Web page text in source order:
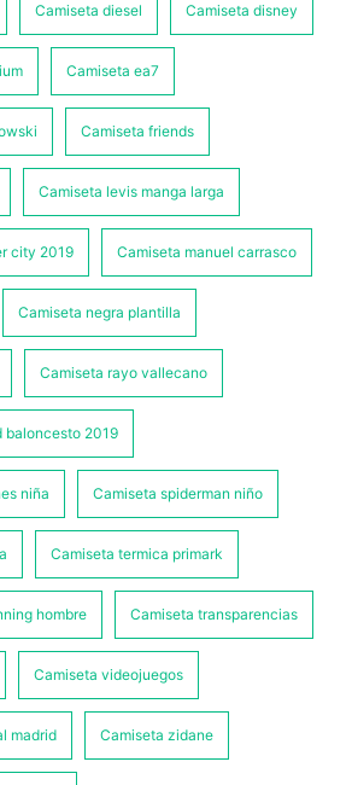
Camiseta diesel Camiseta disney
Camiseta ea7
Camiseta friends
Camiseta levis manga larga
city 2019 Camiseta manuel carrasco
Camiseta negra plantilla
Camiseta rayo vallecano
baloncesto 2019
niña Camiseta spiderman niño
Camiseta termica primark
hombre Camiseta transparencias
Camiseta videojuegos
madrid Camiseta zidane